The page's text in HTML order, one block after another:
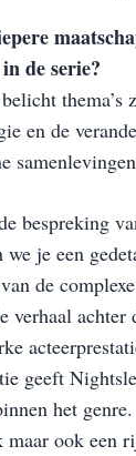
de serie?
thema’s
en de
bespreking
je een
de
verhaal achter
geeft
het
maar ook een